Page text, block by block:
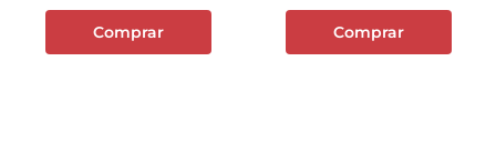
Comprar Comprar